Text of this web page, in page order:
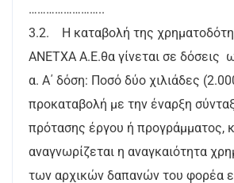
……………………..
3.2. Η καταβολή της
ΑΝΕΤΧΑ Α.Ε.θα γίνεται σε δόσεις
α. Α΄ δόση: Ποσό δύο χιλιάδες
προκαταβολή με την έναρξη
πρότασης έργου ή προγράμματος,
αναγνωρίζεται η αναγκαιότητα
των αρχικών δαπανών του φορέα